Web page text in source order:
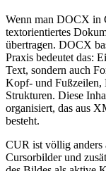
Wenn man DOCX in
textorientiertes
übertragen. DOCX
Praxis bedeutet das:
Text, sondern auch
Kopf- und Fußzeilen,
Strukturen. Diese
organisiert, das aus
besteht.
CUR ist völlig anders
Cursorbilder und